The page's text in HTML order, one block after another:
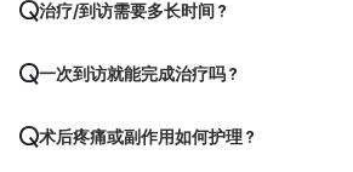
治疗/到访需要多长时间？
一次到访就能完成治疗吗？
术后疼痛或副作用如何护理？